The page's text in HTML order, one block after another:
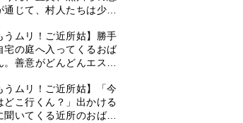
すじ。充のメモを頼りに
元にもある人物が…＜ネ
レあり＞
歌手・市川由紀乃「更年
と思ったら〈卵巣がん〉
。若くして逝った兄の手
今も支えに」【2026上半
】
ギリシアの『植物誌』を
で完訳・小川洋子「子育